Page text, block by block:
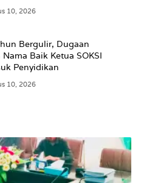
10, 2026
Bergulir, Dugaan
Baik Ketua SOKSI
Penyidikan
10, 2026